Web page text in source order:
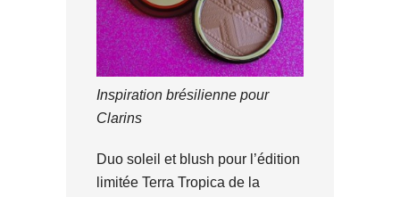
Inspiration brésilienne pour
Clarins
Duo soleil et blush pour l’édition
limitée Terra Tropica de la